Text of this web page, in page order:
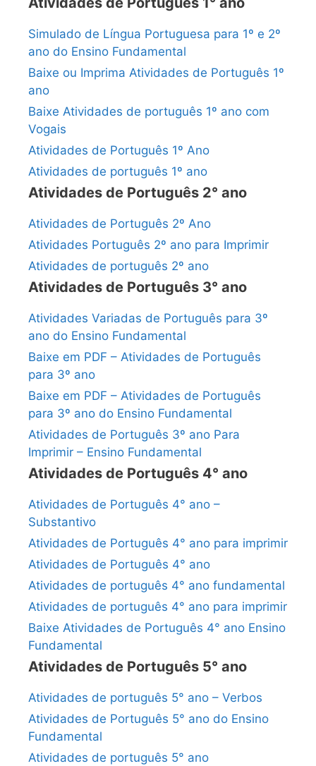
Simulado de Língua Portuguesa para 1º e 2º
ano do Ensino Fundamental
Baixe ou Imprima Atividades de Português 1º
ano
Baixe Atividades de português 1º ano com
Vogais
Atividades de Português 1º Ano
Atividades de português 1º ano
Atividades de Português 2° ano
Atividades de Português 2º Ano
Atividades Português 2º ano para Imprimir
Atividades de português 2º ano
Atividades de Português 3° ano
Atividades Variadas de Português para 3º
ano do Ensino Fundamental
Baixe em PDF – Atividades de Português
para 3º ano
Baixe em PDF – Atividades de Português
para 3º ano do Ensino Fundamental
Atividades de Português 3º ano Para
Imprimir – Ensino Fundamental
Atividades de Português 4° ano
Atividades de Português 4° ano –
Substantivo
Atividades de Português 4° ano para imprimir
Atividades de Português 4° ano
Atividades de português 4° ano fundamental
Atividades de português 4° ano para imprimir
Baixe Atividades de Português 4° ano Ensino
Fundamental
Atividades de Português 5° ano
Atividades de português 5° ano – Verbos
Atividades de Português 5° ano do Ensino
Fundamental
Atividades de português 5° ano